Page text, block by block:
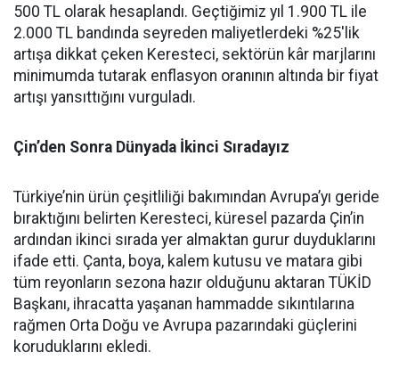
500 TL olarak hesaplandı. Geçtiğimiz yıl 1.900 TL ile
2.000 TL bandında seyreden maliyetlerdeki %25'lik
artışa dikkat çeken Keresteci, sektörün kâr marjlarını
minimumda tutarak enflasyon oranının altında bir fiyat
artışı yansıttığını vurguladı.
Çin’den Sonra Dünyada İkinci Sıradayız
Türkiye’nin ürün çeşitliliği bakımından Avrupa’yı geride
bıraktığını belirten Keresteci, küresel pazarda Çin’in
ardından ikinci sırada yer almaktan gurur duyduklarını
ifade etti. Çanta, boya, kalem kutusu ve matara gibi
tüm reyonların sezona hazır olduğunu aktaran TÜKİD
Başkanı, ihracatta yaşanan hammadde sıkıntılarına
rağmen Orta Doğu ve Avrupa pazarındaki güçlerini
koruduklarını ekledi.